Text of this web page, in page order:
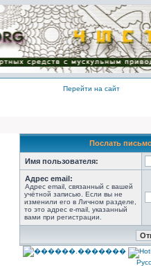
Перейти на сайт
Послать
Имя пользователя:
Адрес email:
Адрес email, связанный с вашей
учётной записью. Если вы не
изменили его в Личном разделе,
то это адрес e-mail, указанный
вами при регистрации.